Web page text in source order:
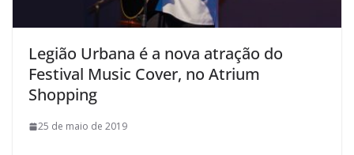
Legião Urbana é a nova atração do
Festival Music Cover, no Atrium
Shopping
25 de maio de 2019